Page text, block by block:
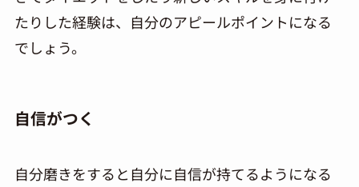
たりした経験は、自分のアピールポイントになる
でしょう。
自信がつく
自分磨きをすると自分に自信が持てるようになる